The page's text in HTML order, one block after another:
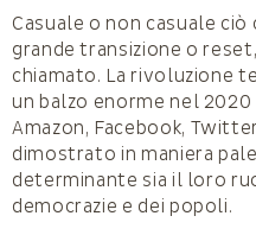
Casuale o non casuale
grande transizione o
chiamato. La rivoluzione
un balzo enorme nel 2020
Amazon, Facebook,
dimostrato in maniera
determinante sia il loro
democrazie e dei popoli.